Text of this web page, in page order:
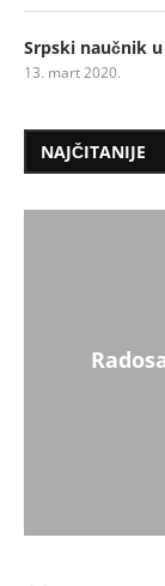
Srpski naučnik
13. mart 2020.
NAJČITANIJE